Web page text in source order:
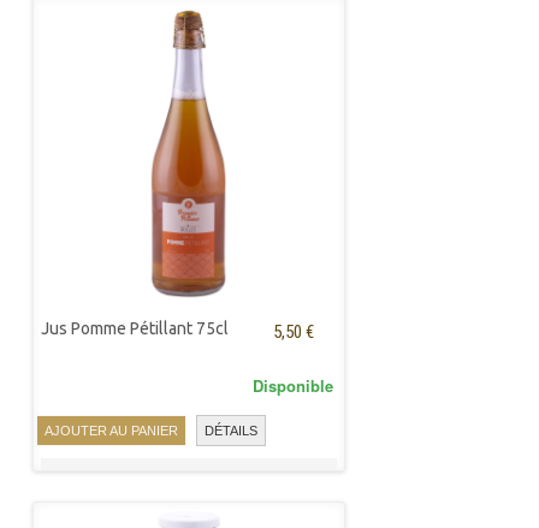
Jus Pomme Pétillant 75cl 5,50 €
AJOUTER AU PANIER DÉTAILS
Disponible